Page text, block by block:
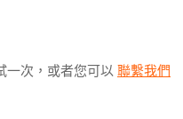
一次，或者您可以 聯繫我們